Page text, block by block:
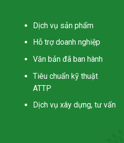
Dịch vụ sản phẩm
Hỗ trợ doanh nghiệp
Văn bản đã ban hành
Tiêu chuẩn kỹ thuật
ATTP
Dịch vụ xây dựng, tư vấn